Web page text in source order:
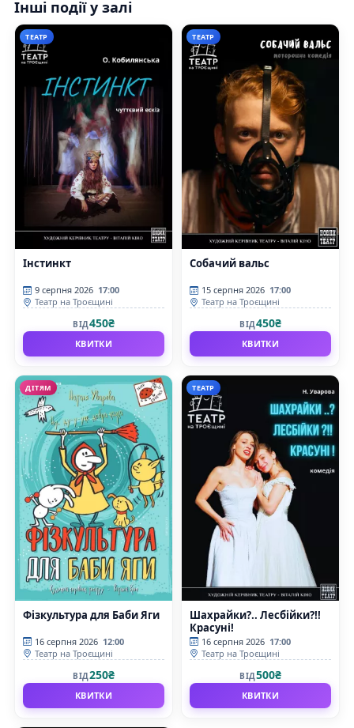
Інші події у залі
ТЕАТР
Інстинкт
9 серпня 2026 17:00
Театр на Троєщині
ВІД450₴
КВИТКИ
ТЕАТР
Собачий вальс
15 серпня 2026 17:00
Театр на Троєщині
ВІД450₴
КВИТКИ
ДІТЯМ
Фізкультура для Баби Яги
16 серпня 2026 12:00
Театр на Троєщині
ВІД250₴
КВИТКИ
ТЕАТР
Шахрайки?.. Лесбійки?!!
Красуні!
16 серпня 2026 17:00
Театр на Троєщині
ВІД500₴
КВИТКИ